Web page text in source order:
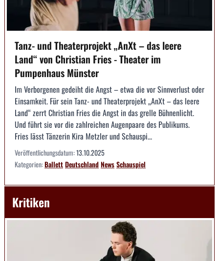
Tanz- und Theaterprojekt „AnXt – das leere
Land“ von Christian Fries - Theater im
Pumpenhaus Münster
Im Verborgenen gedeiht die Angst – etwa die vor Sinnverlust oder
Einsamkeit. Für sein Tanz- und Theaterprojekt „AnXt – das leere
Land“ zerrt Christian Fries die Angst in das grelle Bühnenlicht.
Und führt sie vor die zahlreichen Augenpaare des Publikums.
Fries lässt Tänzerin Kira Metzler und Schauspi...
Veröffentlichungsdatum:13.10.2025
Kategorien:BallettDeutschlandNewsSchauspiel
Kritiken